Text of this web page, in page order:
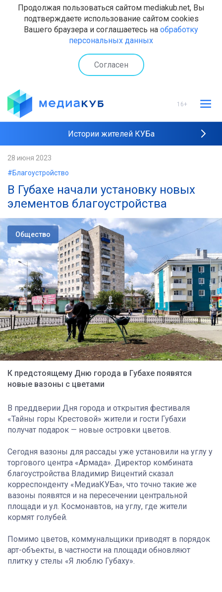
Продолжая пользоваться сайтом mediakub.net, Вы
подтверждаете использование сайтом cookies
Вашего браузера и соглашаетесь на обработку
персональных данных
Согласен
16+
Истории жителей КУБа
28 июня 2023
#Благоустройство
В Губахе начали установку новых
элементов благоустройства
Общество
К предстоящему Дню города в Губахе появятся
новые вазоны с цветами
В преддверии Дня города и открытия фестиваля
«Тайны горы Крестовой» жители и гости Губахи
получат подарок — новые островки цветов.
Сегодня вазоны для рассады уже установили на углу у
торгового центра «Армада». Директор комбината
благоустройства Владимир Вицентий сказал
корреспонденту «МедиаКУБа», что точно такие же
вазоны появятся и на пересечении центральной
площади и ул. Космонавтов, на углу, где жители
кормят голубей.
Помимо цветов, коммунальщики приводят в порядок
арт-объекты, в частности на площади обновляют
плитку у стелы «Я люблю Губаху».